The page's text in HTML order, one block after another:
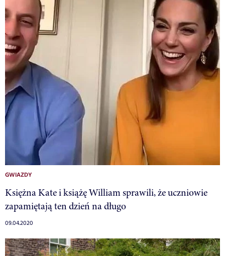
GWIAZDY
Księżna Kate i książę William sprawili, że uczniowie
zapamiętają ten dzień na długo
09.04.2020